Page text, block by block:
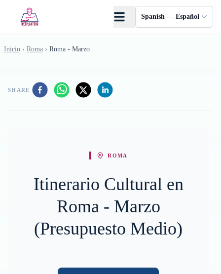
Spanish — Español
Inicio › Roma › Roma - Marzo
SHARE
ROMA
Itinerario Cultural en
Roma - Marzo
(Presupuesto Medio)